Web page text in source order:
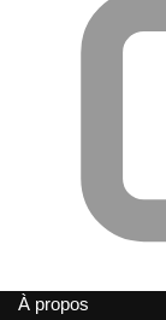
À propos